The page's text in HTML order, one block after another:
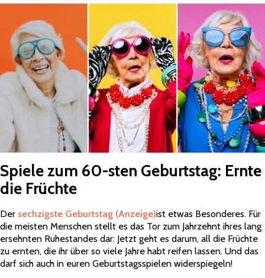
Spiele zum 60-sten Geburtstag: Ernte
die Früchte
Der sechzigste Geburtstag (Anzeige)ist etwas Besonderes. Für
die meisten Menschen stellt es das Tor zum Jahrzehnt ihres lang
ersehnten Ruhestandes dar: Jetzt geht es darum, all die Früchte
zu ernten, die ihr über so viele Jahre habt reifen lassen. Und das
darf sich auch in euren Geburtstagsspielen widerspiegeln!